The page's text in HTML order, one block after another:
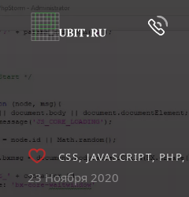
CSS JAVASCRIPT PHP
23 Ноября 2020